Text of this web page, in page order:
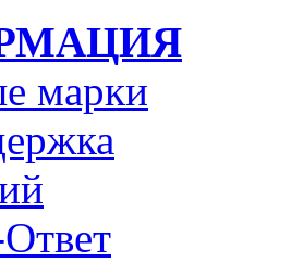
марки